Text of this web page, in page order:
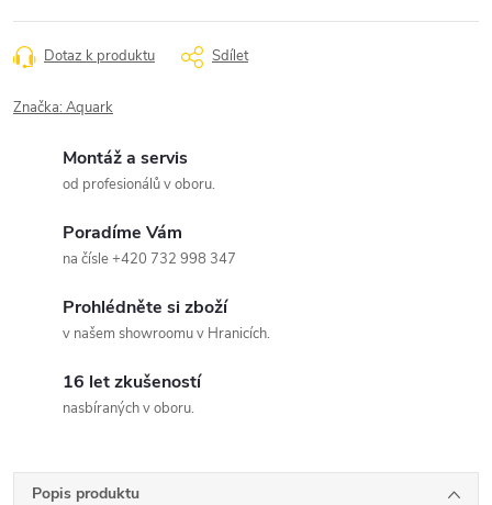
Dotaz k produktu Sdílet
Značka: Aquark
Montáž a servis
od profesionálů v oboru.
Poradíme Vám
na čísle +420 732 998 347
Prohlédněte si zboží
v našem showroomu v Hranicích.
16 let zkušeností
nasbíraných v oboru.
Popis produktu